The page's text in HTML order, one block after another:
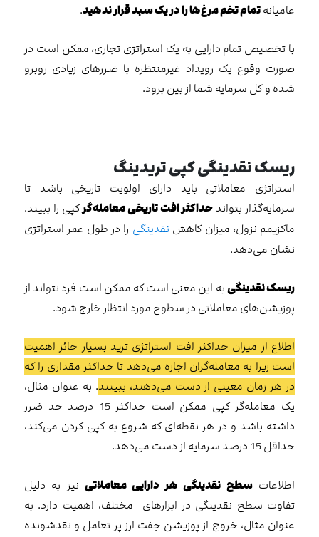
عامیانهتمام تخم مرغ‌ها را در یک سبد قرار ندهید.
با تخصیص تمام دارایی‌ به یک استراتژی تجاری، ممکن است در
صورت وقوع یک رویداد غیرمنتظره با ضررهای زیادی روبرو
شده و کل سرمایه شما از بین برود.
ریسک نقدینگی کپی تریدینگ
استراتژی معاملاتی باید دارای اولویت تاریخی باشد تا
سرمایه‌گذار بتواند حداکثر افت تاریخی معامله‌گرکپی را ببیند.
ماکزیمم نزول، میزان کاهش نقدینگی را در طول عمر استراتژی
نشان می‌‌دهد.
ریسک نقدینگیبه این معنی است که ممکن است فرد نتواند از
پوزیشن‌های معاملاتی در سطوح مورد انتظار خارج شود.
اطلاع از میزان حداکثر افت استراتژی ترید بسیار حائز اهمیت
است زیرا به معامله‌گران اجازه می‌دهد تا حداکثر مقداری را که
در هر زمان معینی از دست می‌دهند، ببینند. به عنوان مثال،
یک معامله‌گر کپی ممکن است حداکثر 15 درصد حد ضرر
داشته باشد و در هر نقطه‌ای که شروع به کپی کردن می‌کند،
حداقل 15 درصد سرمایه از دست می‌دهد.
اطلاعاتسطح نقدینگی هر دارایی‌ معاملاتی نیز به دلیل
تفاوت سطح نقدینگی در ابزارهای مختلف، اهمیت دارد. به
عنوان مثال، خروج از پوزیشن جفت ارز پر تعامل و نقدشونده